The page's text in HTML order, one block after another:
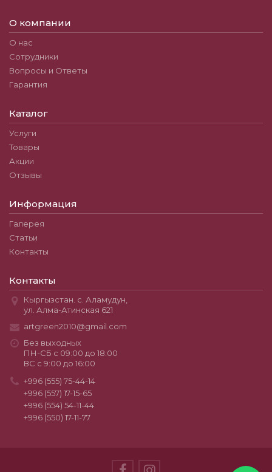
О компании
О нас
Сотрудники
Вопросы и Ответы
Гарантия
Каталог
Услуги
Товары
Акции
Отзывы
Информация
Галерея
Статьи
Контакты
Контакты
Кыргызстан. с. Аламудун,
ул. Алма-Атинская 621
artgreen2010@gmail.com
Без выходных
ПН-СБ с 09:00 до 18:00
ВС с 9:00 до 16:00
+996 (555) 75-44-14
+996 (557) 17-15-65
+996 (554) 54-11-44
+996 (550) 17-11-77